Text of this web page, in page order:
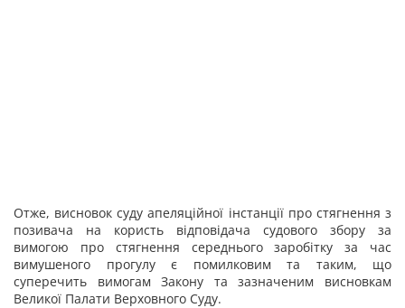
Отже, висновок суду апеляційної інстанції про стягнення з
позивача на користь відповідача судового збору за
вимогою про стягнення середнього заробітку за час
вимушеного прогулу є помилковим та таким, що
суперечить вимогам Закону та зазначеним висновкам
Великої Палати Верховного Суду.